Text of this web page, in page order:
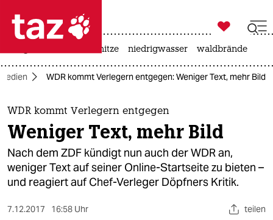
 taz zahl ich
taz zahl ich
themen
politik
öko
gesellschaft

taz zahl ich
hitze niedrigwasser waldbrände
WDR kommt Verlegern entgegen: Weniger Text, mehr Bild
WDR kommt Verlegern entgegen
Weniger Text, mehr Bild
Nach dem ZDF kündigt nun auch der WDR an,
weniger Text auf seiner Online-Startseite zu bieten –
und reagiert auf Chef-Verleger Döpfners Kritik.
7.12.2017 16:58 Uhr teilen